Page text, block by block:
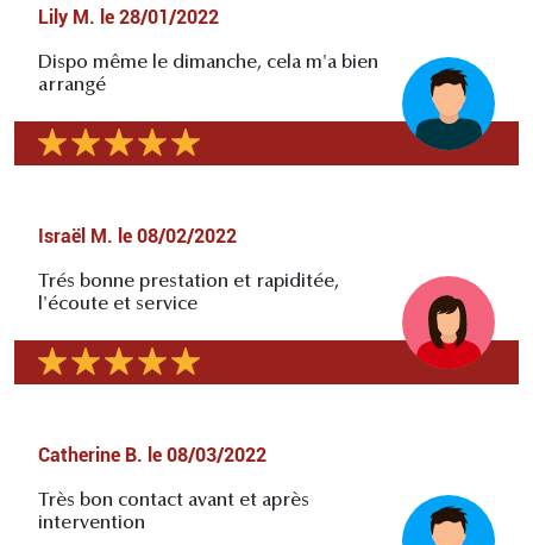
Lily M. le 28/01/2022
Dispo même le dimanche, cela m'a bien
arrangé
Israël M. le 08/02/2022
Trés bonne prestation et rapiditée,
l'écoute et service
Catherine B. le 08/03/2022
Très bon contact avant et après
intervention